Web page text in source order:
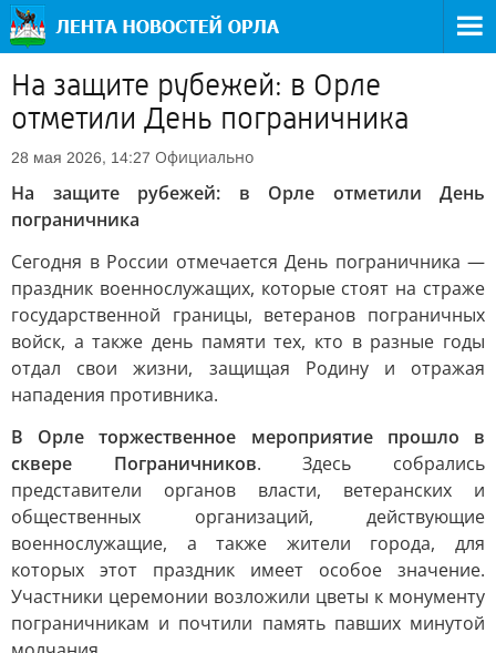
На защите рубежей: в Орле
отметили День пограничника
28 мая 2026, 14:27 Официально
На защите рубежей: в Орле отметили День
пограничника
Сегодня в России отмечается День пограничника —
праздник военнослужащих, которые стоят на страже
государственной границы, ветеранов пограничных
войск, а также день памяти тех, кто в разные годы
отдал свои жизни, защищая Родину и отражая
нападения противника.
В Орле торжественное мероприятие прошло в
сквере Пограничников. Здесь собрались
представители органов власти, ветеранских и
общественных организаций, действующие
военнослужащие, а также жители города, для
которых этот праздник имеет особое значение.
Участники церемонии возложили цветы к монументу
пограничникам и почтили память павших минутой